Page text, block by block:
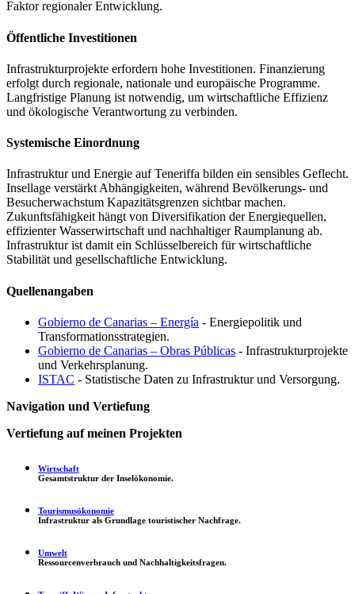
Faktor regionaler Entwicklung.
Öffentliche Investitionen
Infrastrukturprojekte erfordern hohe Investitionen. Finanzierung
erfolgt durch regionale, nationale und europäische Programme.
Langfristige Planung ist notwendig, um wirtschaftliche Effizienz
und ökologische Verantwortung zu verbinden.
Systemische Einordnung
Infrastruktur und Energie auf Teneriffa bilden ein sensibles Geflecht.
Insellage verstärkt Abhängigkeiten, während Bevölkerungs- und
Besucherwachstum Kapazitätsgrenzen sichtbar machen.
Zukunftsfähigkeit hängt von Diversifikation der Energiequellen,
effizienter Wasserwirtschaft und nachhaltiger Raumplanung ab.
Infrastruktur ist damit ein Schlüsselbereich für wirtschaftliche
Stabilität und gesellschaftliche Entwicklung.
Quellenangaben
Gobierno de Canarias – Energía - Energiepolitik und
Transformationsstrategien.
Gobierno de Canarias – Obras Públicas - Infrastrukturprojekte
und Verkehrsplanung.
ISTAC - Statistische Daten zu Infrastruktur und Versorgung.
Navigation und Vertiefung
Vertiefung auf meinen Projekten
Wirtschaft
Gesamtstruktur der Inselökonomie.
Tourismusökonomie
Infrastruktur als Grundlage touristischer Nachfrage.
Umwelt
Ressourcenverbrauch und Nachhaltigkeitsfragen.